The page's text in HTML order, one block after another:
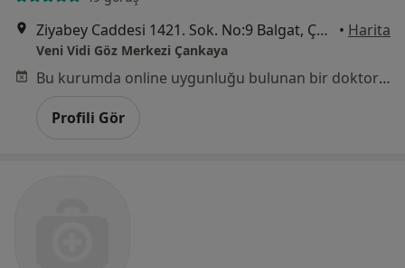
Ziyabey Caddesi 1421. Sok. No:9 Balgat, Çankaya • Harita
Veni Vidi Göz Merkezi Çankaya
Bu kurumda online uygunluğu bulunan bir doktor veya uzman bulunamadı
Profili Gör